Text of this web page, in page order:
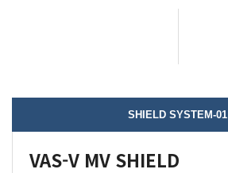
SHIELD SYSTEM-01
VAS-V MV SHIELD